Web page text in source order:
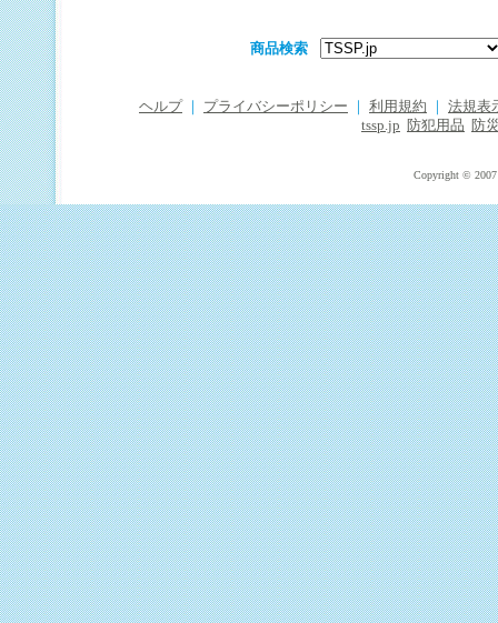
商品検索
ヘルプ プライバシーポリシー 利用規約
法規表
tssp.jp
防犯用品 防
Copyright © 2007